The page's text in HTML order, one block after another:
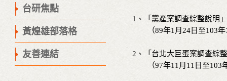
議程專區
台研焦點
黃煌雄部落格
友善連結
1、「黨產案調查綜整說明
（89年1月24日至103年
2、「台北大巨蛋案調查綜
（97年11月11日至103